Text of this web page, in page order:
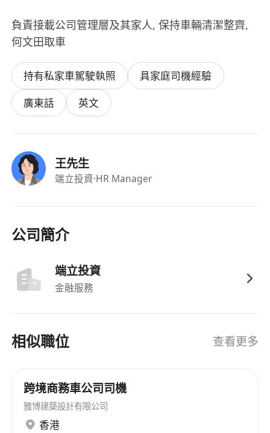
負責接載公司管理層及其家人, 保持車輛清潔整齊,
何文田取車
持有私家車駕駛執照
具家庭司機經驗
廣東話
英文
王先生
端立投資·HR Manager
公司簡介
端立投資
金融服務
相似職位 查看更多
跨境商務車公司司機
雅博建築設計有限公司
香港